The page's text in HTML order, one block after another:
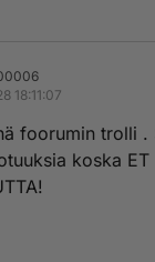
18:11:07
foorumin trolli .
koska ET